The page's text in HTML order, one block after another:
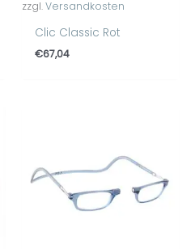
zzgl.Versandkosten
Clic Classic Rot
€67,04